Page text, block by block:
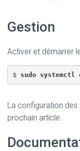
Gestion
Activer et démarrer
$ sudo systemctl
La configuration des
prochain article.